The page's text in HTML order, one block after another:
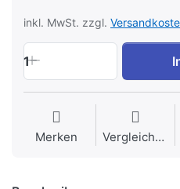
inkl. MwSt. zzgl.
1
Merken Vergleichen